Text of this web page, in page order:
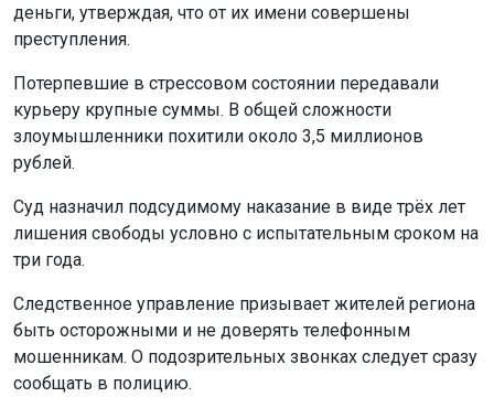
деньги, утверждая, что от их имени совершены
преступления.
Потерпевшие в стрессовом состоянии передавали
курьеру крупные суммы. В общей сложности
злоумышленники похитили около 3,5 миллионов
рублей.
Суд назначил подсудимому наказание в виде трёх лет
лишения свободы условно с испытательным сроком на
три года.
Следственное управление призывает жителей региона
быть осторожными и не доверять телефонным
мошенникам. О подозрительных звонках следует сразу
сообщать в полицию.